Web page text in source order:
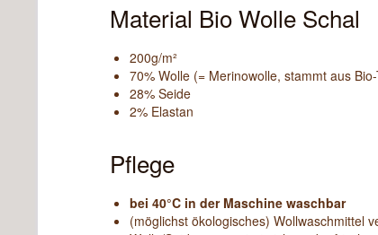
Material Bio Wolle Schal
200g/m²
70% Wolle (= Merinowolle, stammt aus
28% Seide
2% Elastan
Pflege
bei 40°C in der Maschine waschbar
(möglichst ökologisches) Wollwaschmittel